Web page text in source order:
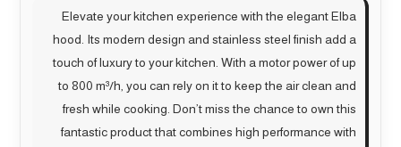
Elevate your kitchen experience with the elegant Elba
hood. Its modern design and stainless steel finish add a
touch of luxury to your kitchen. With a motor power of up
to 800 m³/h, you can rely on it to keep the air clean and
fresh while cooking. Don’t miss the chance to own this
fantastic product that combines high performance with